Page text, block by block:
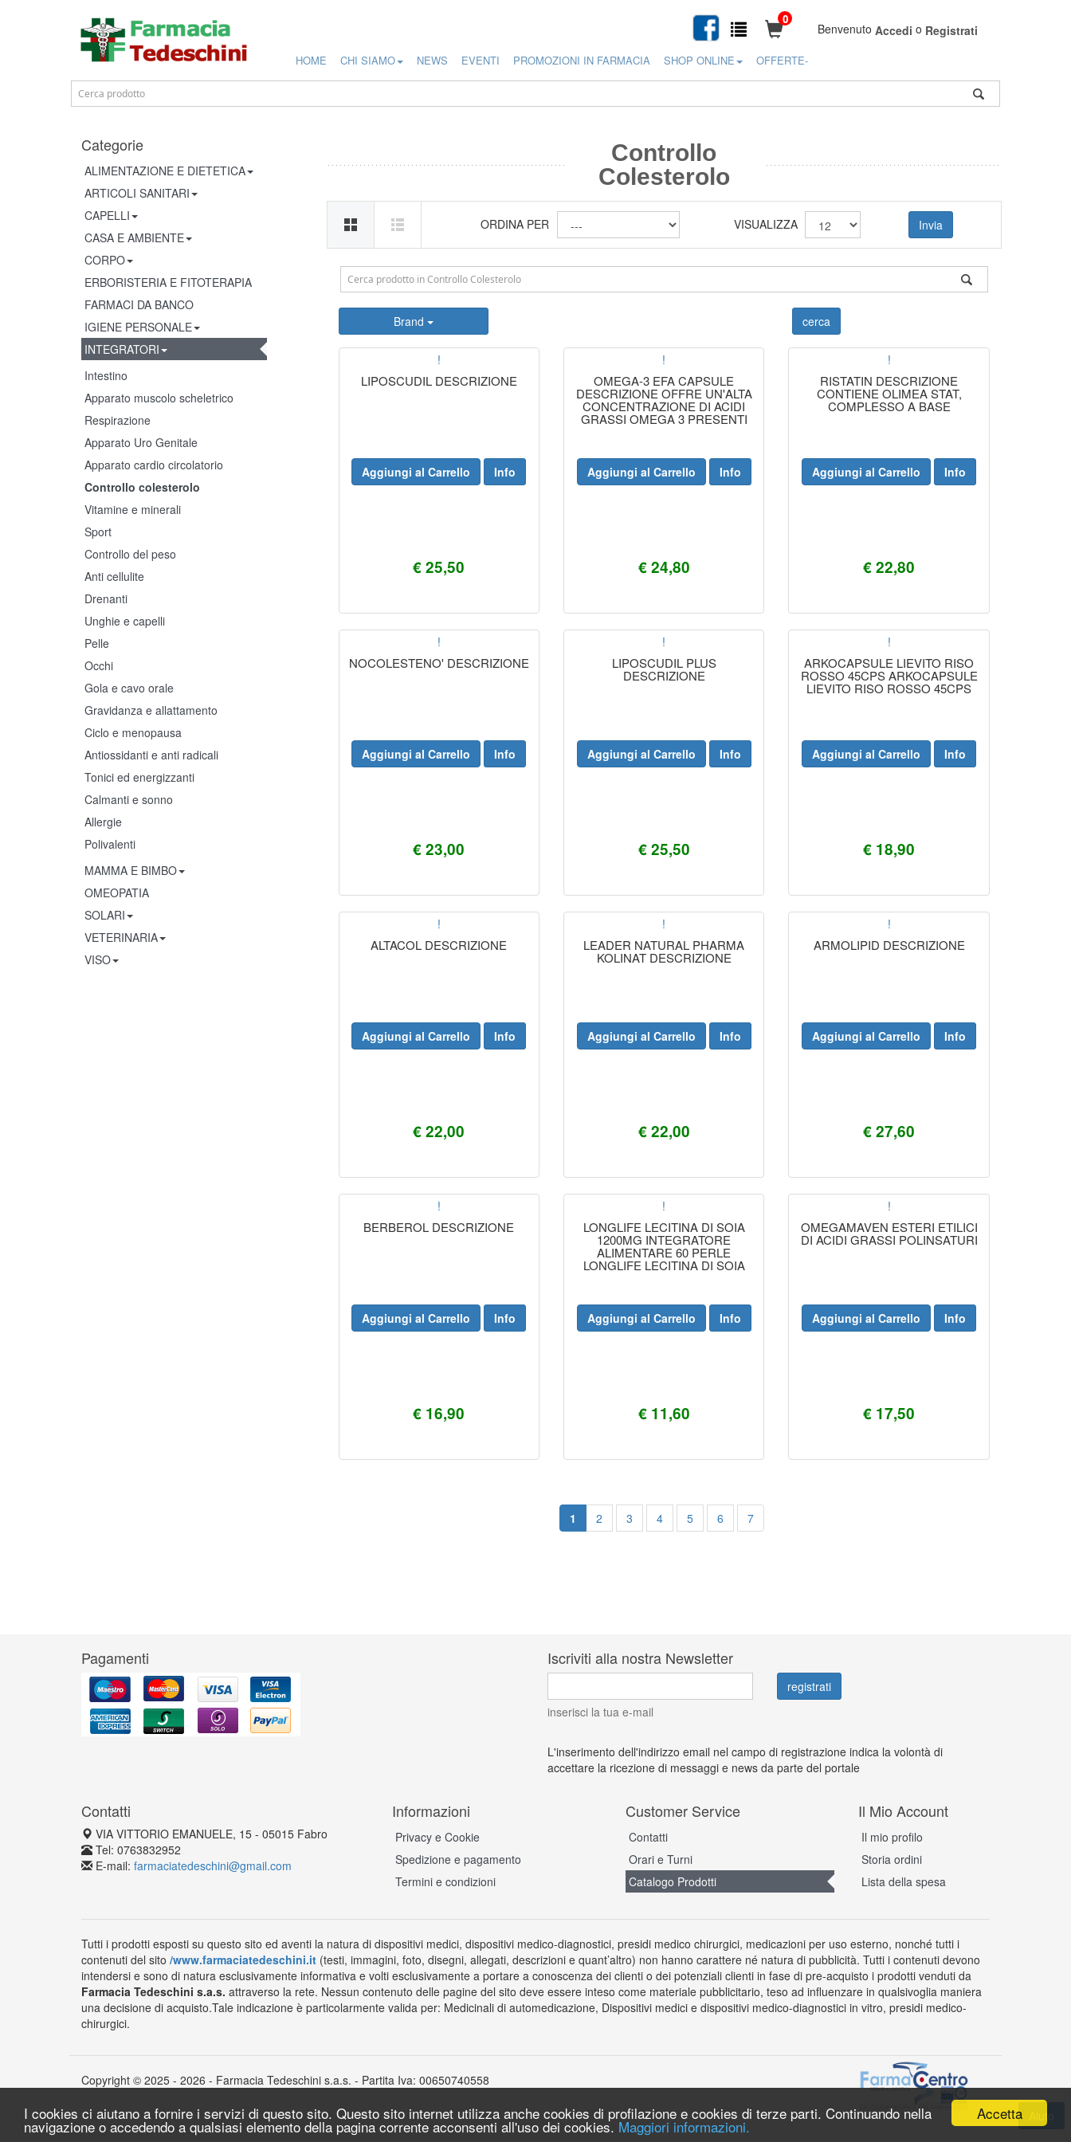
Accetta
I cookies ci aiutano a fornire i servizi di questo sito. Questo sito internet utilizza anche cookies di profilazione e cookies di terze parti. Continuando nella
navigazione o accedendo a qualsiasi elemento della pagina corrente acconsenti all'uso dei cookies. Maggiori informazioni.
Benvenuto Accedi o Registrati
0
HOME CHI SIAMO NEWS EVENTI PROMOZIONI IN FARMACIA SHOP ONLINE OFFERTE-
Controllo
Colesterolo
ORDINA PER VISUALIZZA
Brand
!
LIPOSCUDIL DESCRIZIONE
€ 25,50
Aggiungi al Carrello Info
!
OMEGA-3 EFA CAPSULE
DESCRIZIONE OFFRE UN'ALTA
CONCENTRAZIONE DI ACIDI
GRASSI OMEGA 3 PRESENTI
€ 24,80
Aggiungi al Carrello Info
!
RISTATIN DESCRIZIONE
CONTIENE OLIMEA STAT,
COMPLESSO A BASE
€ 22,80
Aggiungi al Carrello Info
!
NOCOLESTENO' DESCRIZIONE
€ 23,00
Aggiungi al Carrello Info
!
LIPOSCUDIL PLUS
DESCRIZIONE
€ 25,50
Aggiungi al Carrello Info
!
ARKOCAPSULE LIEVITO RISO
ROSSO 45CPS ARKOCAPSULE
LIEVITO RISO ROSSO 45CPS
€ 18,90
Aggiungi al Carrello Info
!
ALTACOL DESCRIZIONE
€ 22,00
Aggiungi al Carrello Info
!
LEADER NATURAL PHARMA
KOLINAT DESCRIZIONE
€ 22,00
Aggiungi al Carrello Info
!
ARMOLIPID DESCRIZIONE
€ 27,60
Aggiungi al Carrello Info
!
BERBEROL DESCRIZIONE
€ 16,90
Aggiungi al Carrello Info
!
LONGLIFE LECITINA DI SOIA
1200MG INTEGRATORE
ALIMENTARE 60 PERLE
LONGLIFE LECITINA DI SOIA
€ 11,60
Aggiungi al Carrello Info
!
OMEGAMAVEN ESTERI ETILICI
DI ACIDI GRASSI POLINSATURI
€ 17,50
Aggiungi al Carrello Info
1 2 3 4 5 6 7
Categorie
ALIMENTAZIONE E DIETETICA
ARTICOLI SANITARI
CAPELLI
CASA E AMBIENTE
CORPO
ERBORISTERIA E FITOTERAPIA
FARMACI DA BANCO
IGIENE PERSONALE
INTEGRATORI
Intestino
Apparato muscolo scheletrico
Respirazione
Apparato Uro Genitale
Apparato cardio circolatorio
Controllo colesterolo
Vitamine e minerali
Sport
Controllo del peso
Anti cellulite
Drenanti
Unghie e capelli
Pelle
Occhi
Gola e cavo orale
Gravidanza e allattamento
Ciclo e menopausa
Antiossidanti e anti radicali
Tonici ed energizzanti
Calmanti e sonno
Allergie
Polivalenti
MAMMA E BIMBO
OMEOPATIA
SOLARI
VETERINARIA
VISO
Pagamenti Iscriviti alla nostra Newsletter
inserisci la tua e-mail
L'inserimento dell'indirizzo email nel campo di registrazione indica la volontà di
accettare la ricezione di messaggi e news da parte del portale
Contatti
VIA VITTORIO EMANUELE, 15 - 05015 Fabro
Tel: 0763832952
E-mail: farmaciatedeschini@gmail.com
Informazioni
Privacy e Cookie
Spedizione e pagamento
Termini e condizioni
Customer Service
Contatti
Orari e Turni
Catalogo Prodotti
Il Mio Account
Il mio profilo
Storia ordini
Lista della spesa
Tutti i prodotti esposti su questo sito ed aventi la natura di dispositivi medici, dispositivi medico-diagnostici, presidi medico chirurgici, medicazioni per uso esterno, nonché tutti i
contenuti del sito /www.farmaciatedeschini.it (testi, immagini, foto, disegni, allegati, descrizioni e quant’altro) non hanno carattere né natura di pubblicità. Tutti i contenuti devono
intendersi e sono di natura esclusivamente informativa e volti esclusivamente a portare a conoscenza dei clienti o dei potenziali clienti in fase di pre-acquisto i prodotti venduti da
Farmacia Tedeschini s.a.s. attraverso la rete. Nessun contenuto delle pagine del sito deve essere inteso come materiale pubblicitario, teso ad influenzare in qualsivoglia maniera
una decisione di acquisto.Tale indicazione è particolarmente valida per: Medicinali di automedicazione, Dispositivi medici e dispositivi medico-diagnostici in vitro, presidi medico-
chirurgici.
Copyright © 2025 - 2026 - Farmacia Tedeschini s.a.s. - Partita Iva: 00650740558